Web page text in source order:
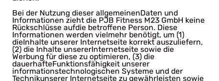
Bei der Nutzung dieser allgemeinenDaten und
Informationen zieht die PJB Fitness M23 GmbH keine
Rückschlüsse aufdie betroffene Person. Diese
Informationen werden vielmehr benötigt, um (1)
dieInhalte unserer Internetseite korrekt auszuliefern,
(2) die Inhalte unsererInternetseite sowie die
Werbung für diese zu optimieren, (3) die
dauerhafteFunktionsfähigkeit unserer
informationstechnologischen Systeme und der
Technikunserer Internetseite zu gewährleisten sowie